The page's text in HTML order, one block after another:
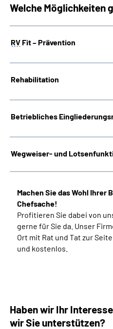
Welche Möglichkeiten
RV Fit – Prävention
Rehabilitation
Betriebliches
Wegweiser- und
Machen Sie das Wohl Ihrer
Chefsache!
Profitieren Sie dabei von
gerne für Sie da. Unser
Ort mit Rat und Tat zur
und kostenlos.
Haben wir Ihr
wir Sie unterstützen?